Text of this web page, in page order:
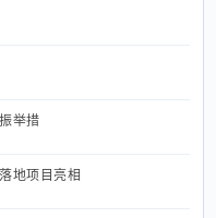
举措
地项目亮相